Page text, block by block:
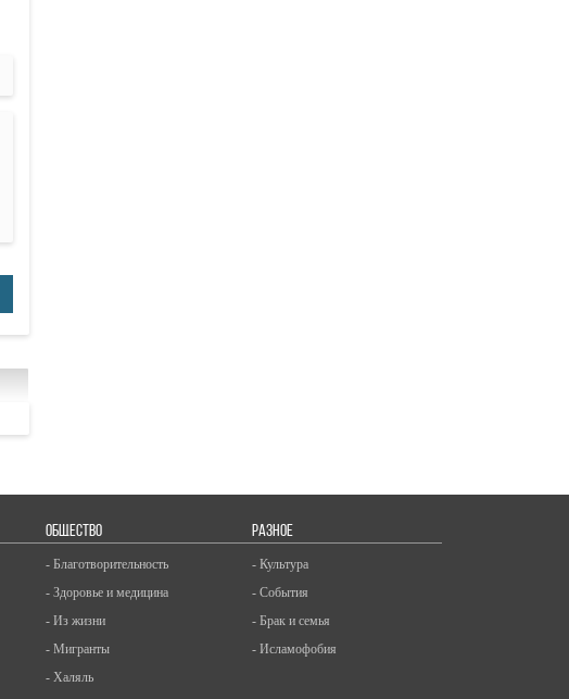
ОБЩЕСТВО
- Благотворительность
- Здоровье и медицина
- Из жизни
- Мигранты
- Халяль
РАЗНОЕ
- Культура
- События
- Брак и семья
- Исламофобия